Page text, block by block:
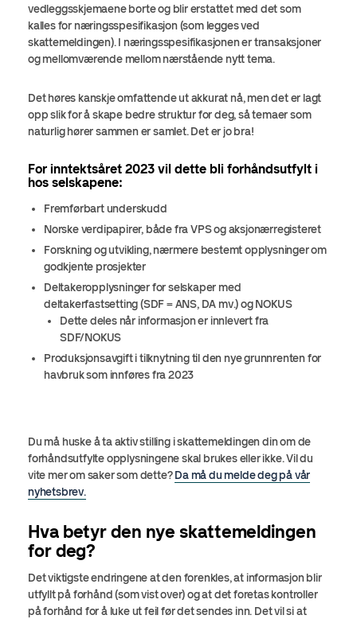
vedleggsskjemaene borte og blir erstattet med det som
kalles for næringsspesifikasjon (som legges ved
skattemeldingen). I næringsspesifikasjonen er transaksjoner
og mellomværende mellom nærstående nytt tema.
Det høres kanskje omfattende ut akkurat nå, men det er lagt
opp slik for å skape bedre struktur for deg, så temaer som
naturlig hører sammen er samlet. Det er jo bra!
For inntektsåret 2023 vil dette bli forhåndsutfylt i
hos selskapene:
Fremførbart underskudd
Norske verdipapirer, både fra VPS og aksjonærregisteret
Forskning og utvikling, nærmere bestemt opplysninger om
godkjente prosjekter
Deltakeropplysninger for selskaper med
deltakerfastsetting (SDF = ANS, DA mv.) og NOKUS
Dette deles når informasjon er innlevert fra
SDF/NOKUS
Produksjonsavgift i tilknytning til den nye grunnrenten for
havbruk som innføres fra 2023
Du må huske å ta aktiv stilling i skattemeldingen din om de
forhåndsutfylte opplysningene skal brukes eller ikke. Vil du
vite mer om saker som dette?Da må du melde deg på vår
nyhetsbrev.
Hva betyr den nye skattemeldingen
for deg?
Det viktigste endringene at den forenkles, at informasjon blir
utfyllt på forhånd (som vist over) og at det foretas kontroller
på forhånd for å luke ut feil før det sendes inn. Det vil si at